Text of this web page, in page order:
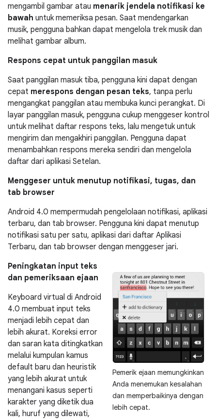
mengambil gambar atau menarik jendela notifikasi ke
bawah untuk memeriksa pesan. Saat mendengarkan
musik, pengguna bahkan dapat mengelola trek musik dan
melihat gambar album.
Respons cepat untuk panggilan masuk
Saat panggilan masuk tiba, pengguna kini dapat dengan
cepat merespons dengan pesan teks, tanpa perlu
mengangkat panggilan atau membuka kunci perangkat. Di
layar panggilan masuk, pengguna cukup menggeser kontrol
untuk melihat daftar respons teks, lalu mengetuk untuk
mengirim dan mengakhiri panggilan. Pengguna dapat
menambahkan respons mereka sendiri dan mengelola
daftar dari aplikasi Setelan.
Menggeser untuk menutup notifikasi, tugas, dan
tab browser
Android 4.0 mempermudah pengelolaan notifikasi, aplikasi
terbaru, dan tab browser. Pengguna kini dapat menutup
notifikasi satu per satu, aplikasi dari daftar Aplikasi
Terbaru, dan tab browser dengan menggeser jari.
Pemerik ejaan memungkinkan
Anda menemukan kesalahan
dan memperbaikinya dengan
lebih cepat.
Peningkatan input teks
dan pemeriksaan ejaan
Keyboard virtual di Android
4.0 membuat input teks
menjadi lebih cepat dan
lebih akurat. Koreksi error
dan saran kata ditingkatkan
melalui kumpulan kamus
default baru dan heuristik
yang lebih akurat untuk
menangani kasus seperti
karakter yang diketik dua
kali, huruf yang dilewati,